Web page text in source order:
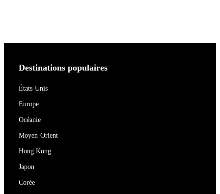
Destinations populaires
États-Unis
Europe
Océanie
Moyen-Orient
Hong Kong
Japon
Corée